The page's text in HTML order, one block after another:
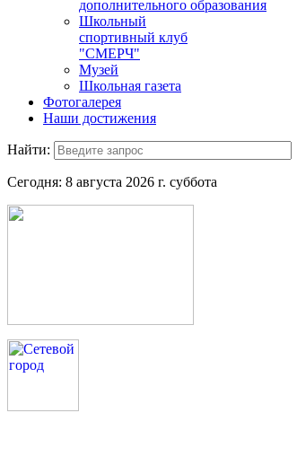
дополнительного образования
Школьный
спортивный клуб
"СМЕРЧ"
Музей
Школьная газета
Фотогалерея
Наши достижения
Найти:
Сегодня: 8 августа 2026 г. суббота